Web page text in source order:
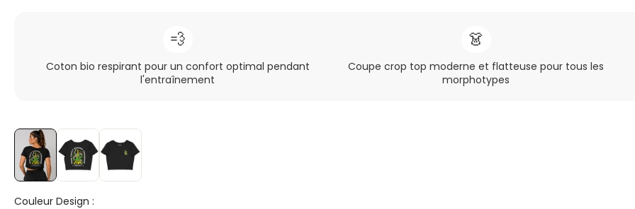
💨
Coton bio respirant pour un confort optimal pendant
l'entraînement
👗
Coupe crop top moderne et flatteuse pour tous les
morphotypes
Couleur Design :